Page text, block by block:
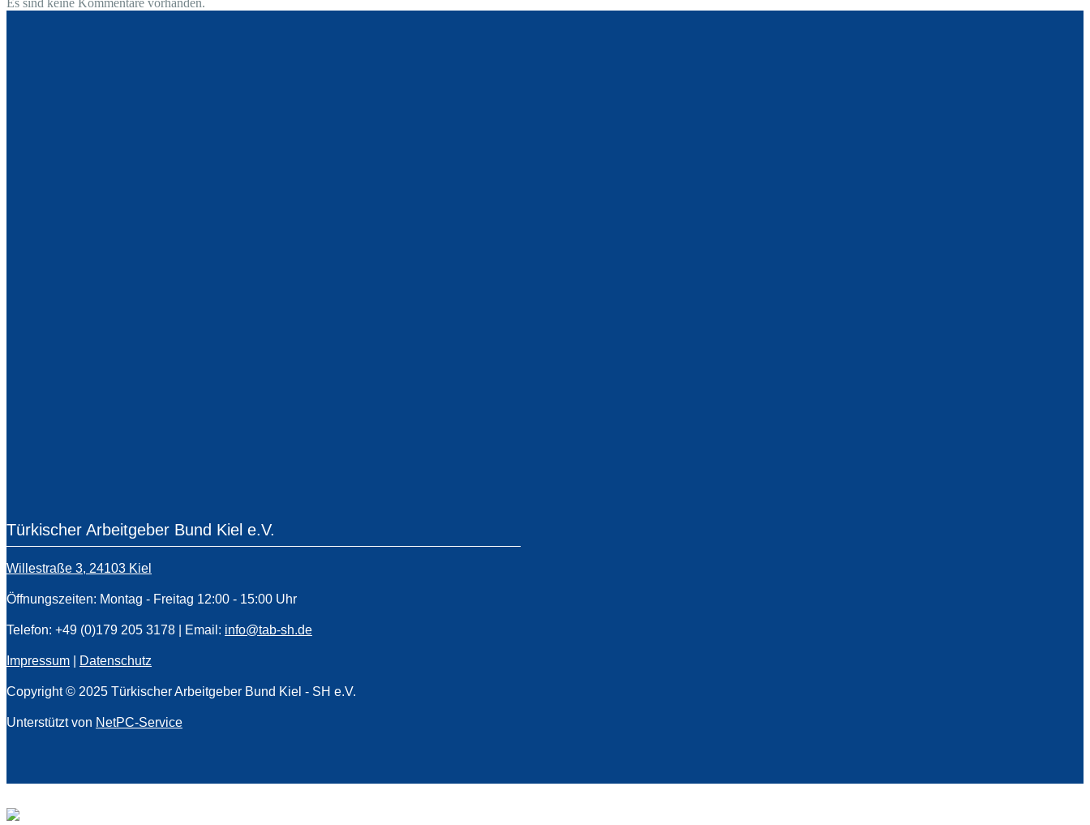
Türkischer Arbeitgeber Bund Kiel e.V.
Willestraße 3, 24103 Kiel
Öffnungszeiten: Montag - Freitag 12:00 - 15:00 Uhr
Telefon: +49 (0)179 205 3178 | Email: info@tab-sh.de
Impressum Datenschutz
Copyright © 2025 Türkischer Arbeitgeber Bund Kiel - SH e.V.
Unterstützt von NetPC-Service